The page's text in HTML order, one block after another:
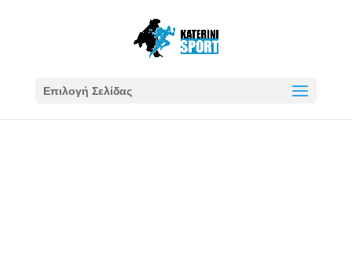
Επιλογή Σελίδας